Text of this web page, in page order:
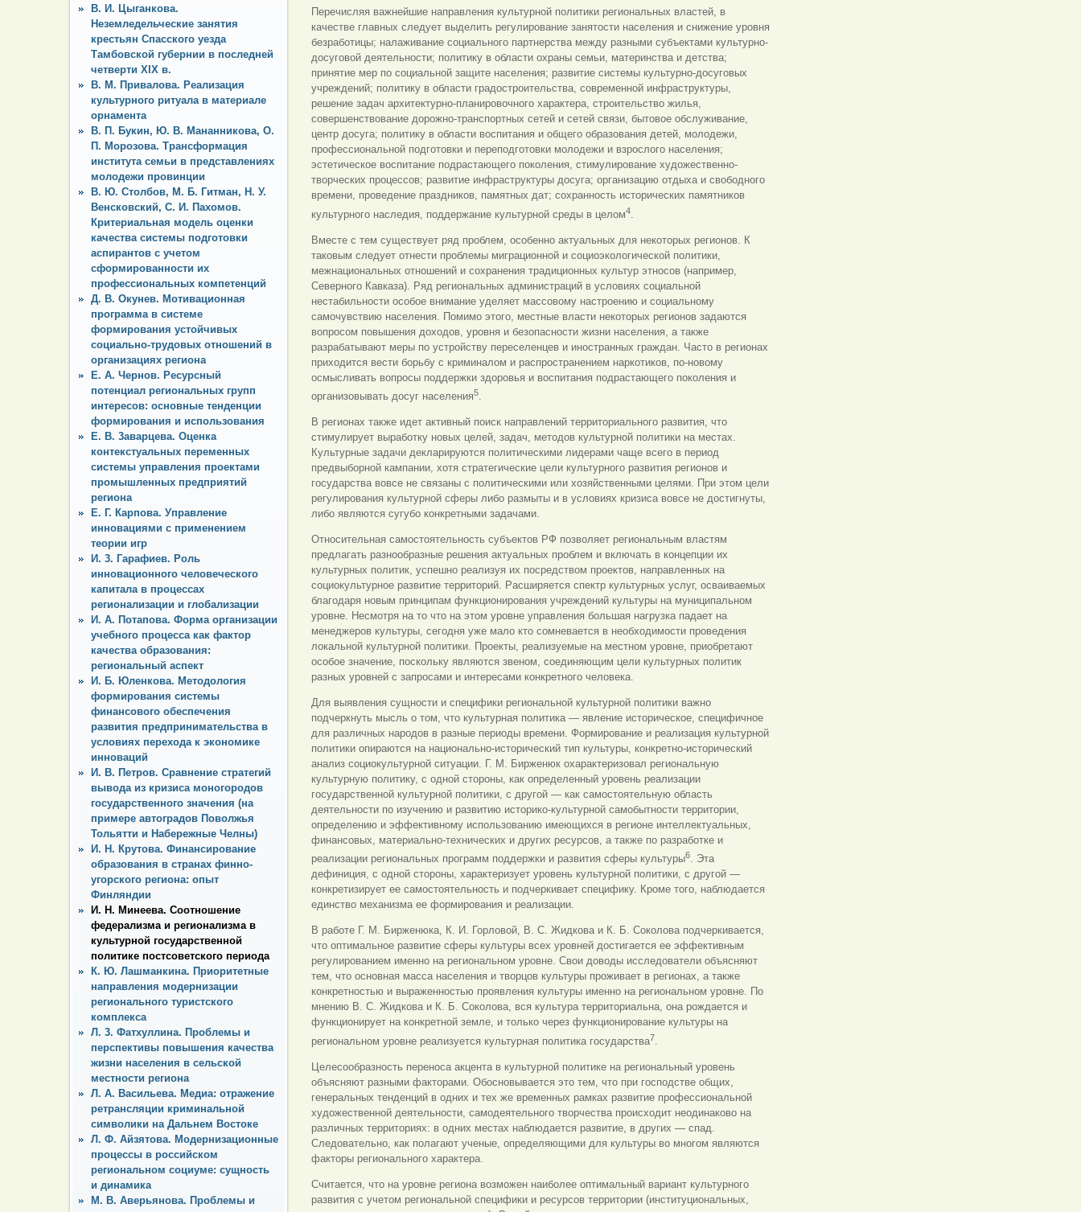
В. И. Цыганкова.
Неземледельческие занятия
крестьян Спасского уезда
Тамбовской губернии в последней
четверти XIX в.
В. М. Привалова. Реализация
культурного ритуала в материале
орнамента
В. П. Букин, Ю. В. Мананникова, О.
П. Морозова. Трансформация
института семьи в представлениях
молодежи провинции
В. Ю. Столбов, М. Б. Гитман, Н. У.
Венсковский, С. И. Пахомов.
Критериальная модель оценки
качества системы подготовки
аспирантов с учетом
сформированности их
профессиональных компетенций
Д. В. Окунев. Мотивационная
программа в системе
формирования устойчивых
социально-трудовых отношений в
организациях региона
Е. А. Чернов. Ресурсный
потенциал региональных групп
интересов: основные тенденции
формирования и использования
Е. В. 3аварцева. Оценка
контекстуальных переменных
системы управления проектами
промышленных предприятий
региона
Е. Г. Карпова. Управление
инновациями с применением
теории игр
И. 3. Гарафиев. Роль
инновационного человеческого
капитала в процессах
регионализации и глобализации
И. А. Потапова. Форма организации
учебного процесса как фактор
качества образования:
региональный аспект
И. Б. Юленкова. Методология
формирования системы
финансового обеспечения
развития предпринимательства в
условиях перехода к экономике
инноваций
И. В. Петров. Сравнение стратегий
вывода из кризиса моногородов
государственного значения (на
примере автоградов Поволжья
Тольятти и Набережные Челны)
И. Н. Крутова. Финансирование
образования в странах финно-
угорского региона: опыт
Финляндии
И. Н. Минеева. Соотношение
федерализма и регионализма в
культурной государственной
политике постсоветского периода
К. Ю. Лашманкина. Приоритетные
направления модернизации
регионального туристского
комплекса
Л. 3. Фатхуллина. Проблемы и
перспективы повышения качества
жизни населения в сельской
местности региона
Л. А. Васильева. Медиа: отражение
ретрансляции криминальной
символики на Дальнем Востоке
Л. Ф. Айзятова. Модернизационные
процессы в российском
региональном социуме: сущность
и динамика
М. В. Аверьянова. Проблемы и
Перечисляя важнейшие направления культурной политики региональных властей, в
качестве главных следует выделить регулирование занятости населения и снижение уровня
безработицы; налаживание социального партнерства между разными субъектами культурно-
досуговой деятельности; политику в области охраны семьи, материнства и детства;
принятие мер по социальной защите населения; развитие системы культурно-досуговых
учреждений; политику в области градостроительства, современной инфраструктуры,
решение задач архитектурно-планировочного характера, строительство жилья,
совершенствование дорожно-транспортных сетей и сетей связи, бытовое обслуживание,
центр досуга; политику в области воспитания и общего образования детей, молодежи,
профессиональной подготовки и переподготовки молодежи и взрослого населения;
эстетическое воспитание подрастающего поколения, стимулирование художественно-
творческих процессов; развитие инфраструктуры досуга; организацию отдыха и свободного
времени, проведение праздников, памятных дат; сохранность исторических памятников
культурного наследия, поддержание культурной среды в целом4
Вместе с тем существует ряд проблем, особенно актуальных для некоторых регионов. К
таковым следует отнести проблемы миграционной и социоэкологической политики,
межнациональных отношений и сохранения традиционных культур этносов (например,
Северного Кавказа). Ряд региональных администраций в условиях социальной
нестабильности особое внимание уделяет массовому настроению и социальному
самочувствию населения. Помимо этого, местные власти некоторых регионов задаются
вопросом повышения доходов, уровня и безопасности жизни населения, а также
разрабатывают меры по устройству переселенцев и иностранных граждан. Часто в регионах
приходится вести борьбу с криминалом и распространением наркотиков, по-новому
осмысливать вопросы поддержки здоровья и воспитания подрастающего поколения и
организовывать досуг населения5.
В регионах также идет активный поиск направлений территориального развития, что
стимулирует выработку новых целей, задач, методов культурной политики на местах.
Культурные задачи декларируются политическими лидерами чаще всего в период
предвыборной кампании, хотя стратегические цели культурного развития регионов и
государства вовсе не связаны с политическими или хозяйственными целями. При этом цели
регулирования культурной сферы либо размыты и в условиях кризиса вовсе не достигнуты,
либо являются сугубо конкретными задачами.
Относительная самостоятельность субъектов РФ позволяет региональным властям
предлагать разнообразные решения актуальных проблем и включать в концепции их
культурных политик, успешно реализуя их посредством проектов, направленных на
социокультурное развитие территорий. Расширяется спектр культурных услуг, осваиваемых
благодаря новым принципам функционирования учреждений культуры на муниципальном
уровне. Несмотря на то что на этом уровне управления большая нагрузка падает на
менеджеров культуры, сегодня уже мало кто сомневается в необходимости проведения
локальной культурной политики. Проекты, реализуемые на местном уровне, приобретают
особое значение, поскольку являются звеном, соединяющим цели культурных политик
разных уровней с запросами и интересами конкретного человека.
Для выявления сущности и специфики региональной культурной политики важно
подчеркнуть мысль о том, что культурная политика — явление историческое, специфичное
для различных народов в разные периоды времени. Формирование и реализация культурной
политики опираются на национально-исторический тип культуры, конкретно-исторический
анализ социокультурной ситуации. Г. М. Бирженюк охарактеризовал региональную
культурную политику, с одной стороны, как определенный уровень реализации
государственной культурной политики, с другой — как самостоятельную область
деятельности по изучению и развитию историко-культурной самобытности территории,
определению и эффективному использованию имеющихся в регионе интеллектуальных,
финансовых, материально-технических и других ресурсов, а также по разработке и
реализации региональных программ поддержки и развития сферы культуры6. Эта
дефиниция, с одной стороны, характеризует уровень культурной политики, с другой —
конкретизирует ее самостоятельность и подчеркивает специфику. Кроме того, наблюдается
единство механизма ее формирования и реализации.
В работе Г. М. Бирженюка, К. И. Горловой, В. С. Жидкова и К. Б. Соколова подчеркивается,
что оптимальное развитие сферы культуры всех уровней достигается ее эффективным
регулированием именно на региональном уровне. Свои доводы исследователи объясняют
тем, что основная масса населения и творцов культуры проживает в регионах, а также
конкретностью и выраженностью проявления культуры именно на региональном уровне. По
мнению В. С. Жидкова и К. Б. Соколова, вся культура территориальна, она рождается и
функционирует на конкретной земле, и только через функционирование культуры на
региональном уровне реализуется культурная политика государства7
Целесообразность переноса акцента в культурной политике на региональный уровень
объясняют разными факторами. Обосновывается это тем, что при господстве общих,
генеральных тенденций в одних и тех же временных рамках развитие профессиональной
художественной деятельности, самодеятельного творчества происходит неодинаково на
различных территориях: в одних местах наблюдается развитие, в других — спад.
Следовательно, как полагают ученые, определяющими для культуры во многом являются
факторы регионального характера.
Считается, что на уровне региона возможен наиболее оптимальный вариант культурного
развития с учетом региональной специфики и ресурсов территории (институциональных,